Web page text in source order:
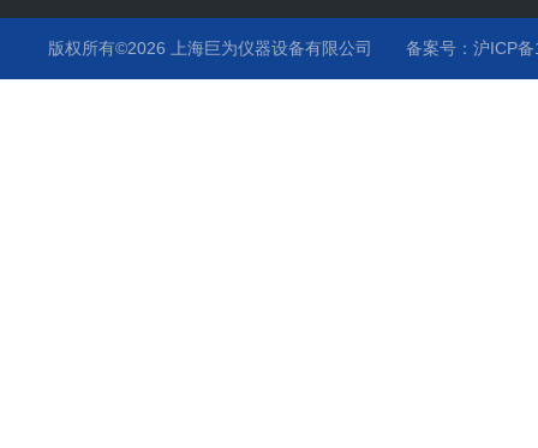
版权所有©2026 上海巨为仪器设备有限公司 备案号：沪ICP